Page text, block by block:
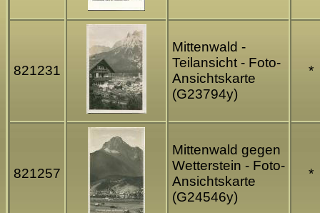
821231
Mittenwald -
Teilansicht - Foto-
Ansichtskarte
(G23794y)
*
821257
Mittenwald gegen
Wetterstein - Foto-
Ansichtskarte
(G24546y)
*